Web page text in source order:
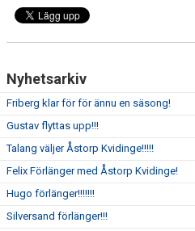
Nyhetsarkiv
Friberg klar för för ännu en säsong!
Gustav flyttas upp!!!
Talang väljer Åstorp Kvidinge!!!!!
Felix Förlänger med Åstorp Kvidinge!
Hugo förlänger!!!!!!!
Silversand förlänger!!!